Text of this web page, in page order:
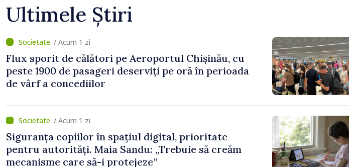
Ultimele Știri
/ Acum 1 zi
Flux sporit de călători pe Aeroportul Chișinău, cu
peste 1900 de pasageri deserviți pe oră în perioada
de vârf a concediilor
/ Acum 1 zi
Siguranța copiilor în spațiul digital, prioritate
pentru autorități. Maia Sandu: „Trebuie să creăm
mecanisme care să-i protejeze”